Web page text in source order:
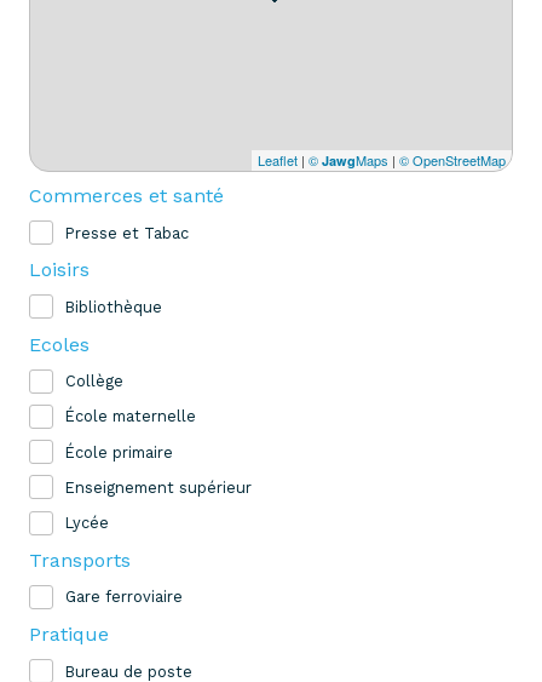
Leaflet | © JawgMaps | © OpenStreetMap
Commerces et santé
Presse et Tabac
Loisirs
Bibliothèque
Ecoles
Collège
École maternelle
École primaire
Enseignement supérieur
Lycée
Transports
Gare ferroviaire
Pratique
Bureau de poste